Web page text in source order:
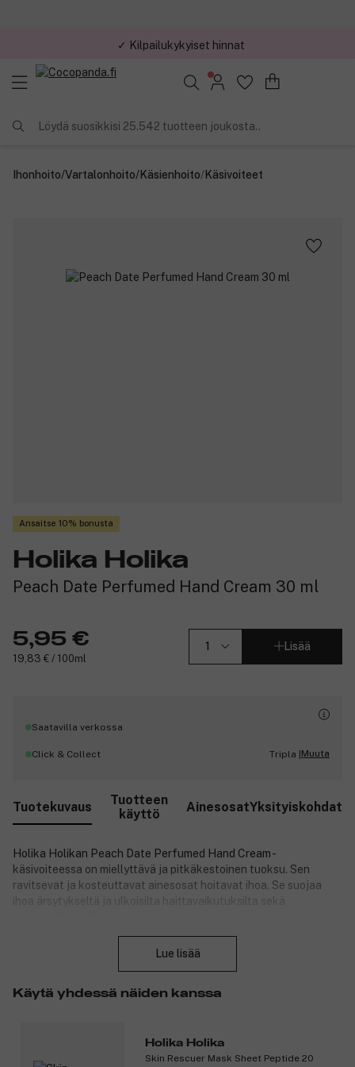
✓ Kilpailukykyiset hinnat
Löydä suosikkisi 25.542 tuotteen joukosta..
Ihonhoito/Vartalonhoito/Käsienhoito/Käsivoiteet
Ansaitse 10% bonusta
Holika Holika
Peach Date Perfumed Hand Cream 30 ml
5,95 €
19,83 € / 100ml
Lisää
Saatavilla verkossa
Click & Collect Tripla |Muuta
Tuotekuvaus
Tuotteen
käyttö
AinesosatYksityiskohdat
Holika Holikan Peach Date Perfumed Hand Cream -
käsivoiteessa on miellyttävä ja pitkäkestoinen tuoksu. Sen
ravitsevat ja kosteuttavat ainesosat hoitavat ihoa. Se suojaa
ihoa ärsytykseltä ja ulkoisilta haittavaikutuksilta sekä
Karitevoi ravitsee ja kosteuttaa ihoa syvältä. Sen tasoittava ja
pehmentävä vaikutus tekee ihosta kimmoisamman ja
kiinteämmän. Se hidastaa ikääntymisprosessia, tasoittaa ryppyjä,
ravitsee ja kosteuttaa ihoa ja nopeuttaa ihosolujen
Lue lisää
Käytä yhdessä näiden kanssa
Holika Holika
Skin Rescuer Mask Sheet Peptide 20